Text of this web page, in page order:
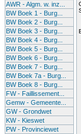
AWR - Algm. w. inz...
BW Boek 1 - Burg...
BW Boek 2 - Burg...
BW Boek 3 - Burg...
BW Boek 4 - Burg...
BW Boek 5 - Burg...
BW Boek 6 - Burg...
BW Boek 7 - Burg...
BW Boek 7a - Burg...
BW Boek 8 - Burg...
FW - Faillissement...
Gemw - Gemeente...
GW - Grondwet
KW - Kieswet
PW - Provinciewet